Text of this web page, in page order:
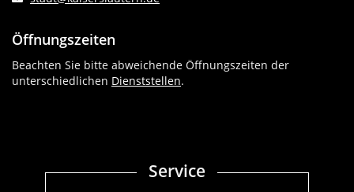
Öffnungszeiten
Beachten Sie bitte abweichende Öffnungszeiten der
unterschiedlichen Dienststellen.
Service